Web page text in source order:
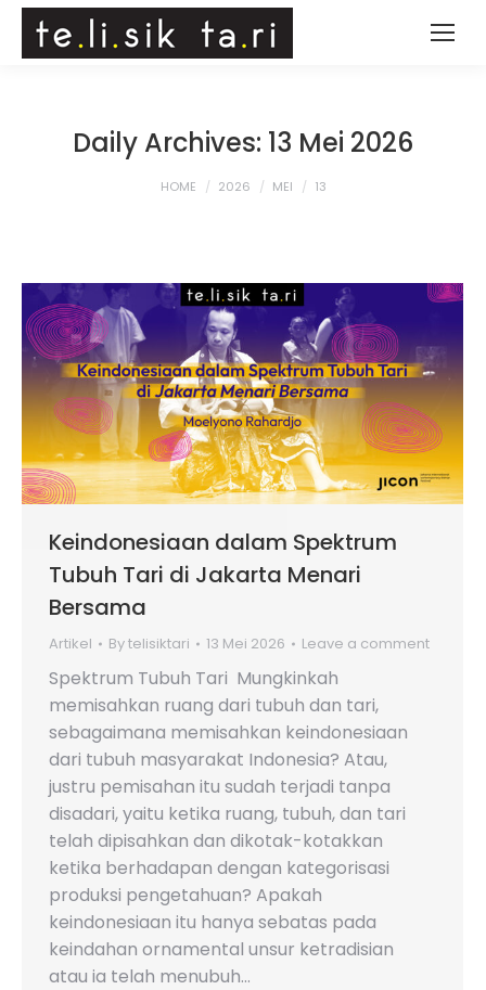
Daily Archives: 13 Mei 2026
You are here:
HOME 2026 MEI 13
Keindonesiaan dalam Spektrum
Tubuh Tari di Jakarta Menari
Bersama
Artikel Bytelisiktari 13 Mei 2026 Leave a comment
Spektrum Tubuh Tari Mungkinkah
memisahkan ruang dari tubuh dan tari,
sebagaimana memisahkan keindonesiaan
dari tubuh masyarakat Indonesia? Atau,
justru pemisahan itu sudah terjadi tanpa
disadari, yaitu ketika ruang, tubuh, dan tari
telah dipisahkan dan dikotak-kotakkan
ketika berhadapan dengan kategorisasi
produksi pengetahuan? Apakah
keindonesiaan itu hanya sebatas pada
keindahan ornamental unsur ketradisian
atau ia telah menubuh…